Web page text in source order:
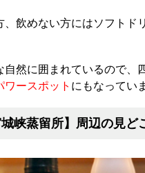
、飲めない方にはソフトド
自然に囲まれているので、
ワースポット にもなってい
城峡蒸留所】周辺の見ど